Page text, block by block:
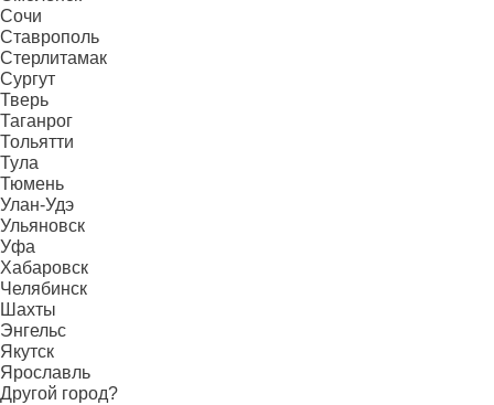
Сочи
Ставрополь
Стерлитамак
Сургут
Тверь
Таганрог
Тольятти
Тула
Тюмень
Улан-Удэ
Ульяновск
Уфа
Хабаровск
Челябинск
Шахты
Энгельс
Якутск
Ярославль
Другой город?